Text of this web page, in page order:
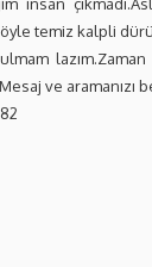
temiz kalpli
lazım.Zaman
ve